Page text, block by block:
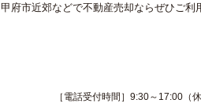
市近郊などで不動産売却ならぜひご利
［電話受付時間］9:30～17:00（